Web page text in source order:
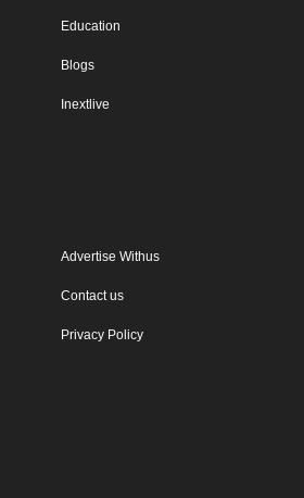
Education
Blogs
Inextlive
Advertise Withus
Contact us
Privacy Policy